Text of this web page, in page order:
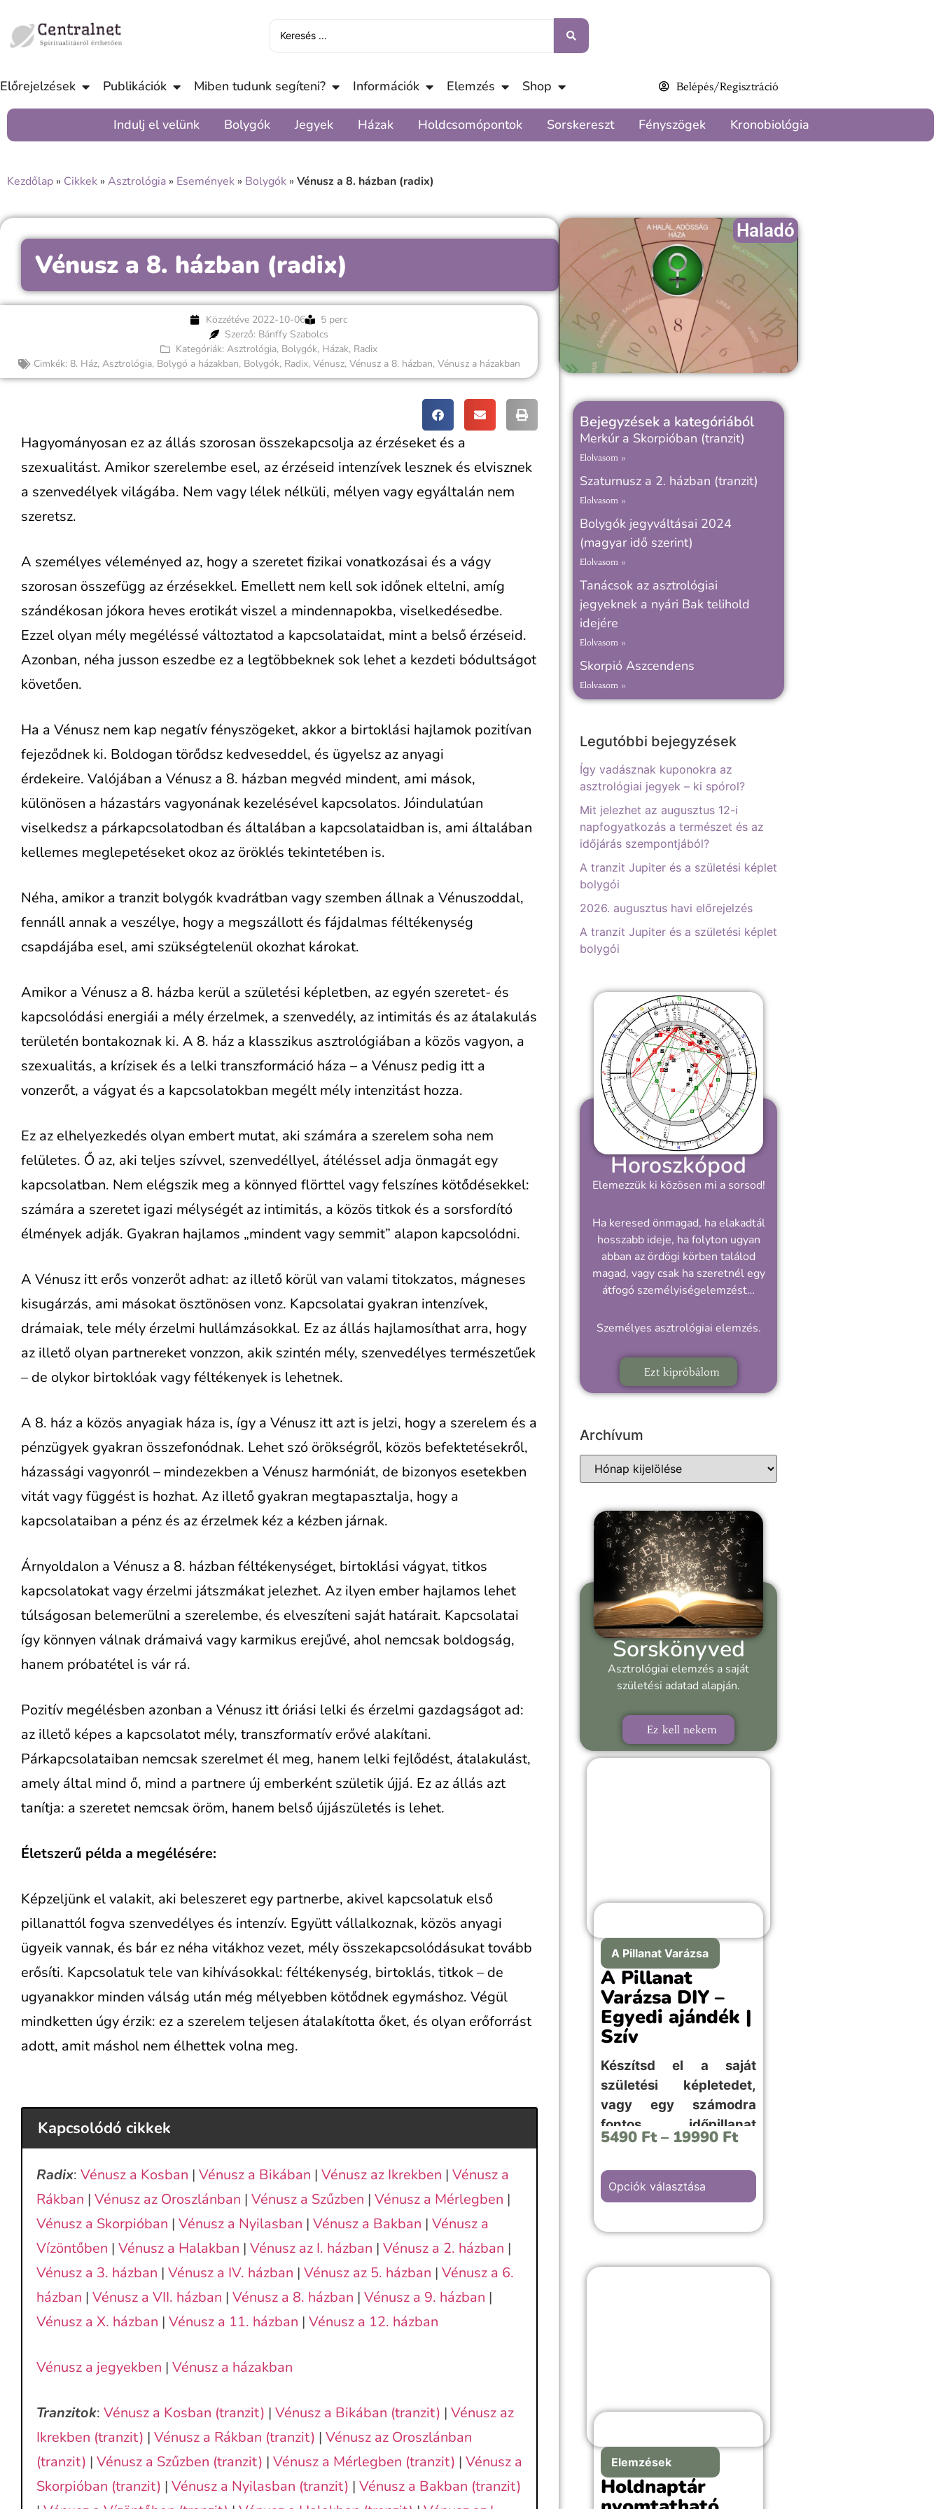
Előrejelzések Publikációk Miben tudunk segíteni? Információk Elemzés Shop Belépés/Regisztráció
Indulj el velünk Bolygók Jegyek Házak Holdcsomópontok Sorskereszt Fényszögek Kronobiológia
Kezdőlap » Cikkek » Asztrológia » Események » Bolygók » Vénusz a 8. házban (radix)
Vénusz a 8. házban (radix)
Közzétéve 2022-10-06
5 perc
Szerző: Bánffy Szabolcs
Kategóriák: Asztrológia, Bolygók, Házak, Radix
Cimkék: 8. Ház, Asztrológia, Bolygó a házakban, Bolygók, Radix, Vénusz, Vénusz a 8. házban, Vénusz a házakban
Hagyományosan ez az állás szorosan összekapcsolja az érzéseket és a
szexualitást. Amikor szerelembe esel, az érzéseid intenzívek lesznek és elvisznek
a szenvedélyek világába. Nem vagy lélek nélküli, mélyen vagy egyáltalán nem
szeretsz.
A személyes véleményed az, hogy a szeretet fizikai vonatkozásai és a vágy
szorosan összefügg az érzésekkel. Emellett nem kell sok időnek eltelni, amíg
szándékosan jókora heves erotikát viszel a mindennapokba, viselkedésedbe.
Ezzel olyan mély megéléssé változtatod a kapcsolataidat, mint a belső érzéseid.
Azonban, néha jusson eszedbe ez a legtöbbeknek sok lehet a kezdeti bódultságot
követően.
Ha a Vénusz nem kap negatív fényszögeket, akkor a birtoklási hajlamok pozitívan
fejeződnek ki. Boldogan törődsz kedveseddel, és ügyelsz az anyagi
érdekeire. Valójában a Vénusz a 8. házban megvéd mindent, ami mások,
különösen a házastárs vagyonának kezelésével kapcsolatos. Jóindulatúan
viselkedsz a párkapcsolatodban és általában a kapcsolataidban is, ami általában
kellemes meglepetéseket okoz az öröklés tekintetében is.
Néha, amikor a tranzit bolygók kvadrátban vagy szemben állnak a Vénuszoddal,
fennáll annak a veszélye, hogy a megszállott és fájdalmas féltékenység
csapdájába esel, ami szükségtelenül okozhat károkat.
Amikor a Vénusz a 8. házba kerül a születési képletben, az egyén szeretet- és
kapcsolódási energiái a mély érzelmek, a szenvedély, az intimitás és az átalakulás
területén bontakoznak ki. A 8. ház a klasszikus asztrológiában a közös vagyon, a
szexualitás, a krízisek és a lelki transzformáció háza – a Vénusz pedig itt a
vonzerőt, a vágyat és a kapcsolatokban megélt mély intenzitást hozza.
Ez az elhelyezkedés olyan embert mutat, aki számára a szerelem soha nem
felületes. Ő az, aki teljes szívvel, szenvedéllyel, átéléssel adja önmagát egy
kapcsolatban. Nem elégszik meg a könnyed flörttel vagy felszínes kötődésekkel:
számára a szeretet igazi mélységét az intimitás, a közös titkok és a sorsfordító
élmények adják. Gyakran hajlamos „mindent vagy semmit” alapon kapcsolódni.
A Vénusz itt erős vonzerőt adhat: az illető körül van valami titokzatos, mágneses
kisugárzás, ami másokat ösztönösen vonz. Kapcsolatai gyakran intenzívek,
drámaiak, tele mély érzelmi hullámzásokkal. Ez az állás hajlamosíthat arra, hogy
az illető olyan partnereket vonzzon, akik szintén mély, szenvedélyes természetűek
– de olykor birtoklóak vagy féltékenyek is lehetnek.
A 8. ház a közös anyagiak háza is, így a Vénusz itt azt is jelzi, hogy a szerelem és a
pénzügyek gyakran összefonódnak. Lehet szó örökségről, közös befektetésekről,
házassági vagyonról – mindezekben a Vénusz harmóniát, de bizonyos esetekben
vitát vagy függést is hozhat. Az illető gyakran megtapasztalja, hogy a
kapcsolataiban a pénz és az érzelmek kéz a kézben járnak.
Árnyoldalon a Vénusz a 8. házban féltékenységet, birtoklási vágyat, titkos
kapcsolatokat vagy érzelmi játszmákat jelezhet. Az ilyen ember hajlamos lehet
túlságosan belemerülni a szerelembe, és elveszíteni saját határait. Kapcsolatai
így könnyen válnak drámaivá vagy karmikus erejűvé, ahol nemcsak boldogság,
hanem próbatétel is vár rá.
Pozitív megélésben azonban a Vénusz itt óriási lelki és érzelmi gazdagságot ad:
az illető képes a kapcsolatot mély, transzformatív erővé alakítani.
Párkapcsolataiban nemcsak szerelmet él meg, hanem lelki fejlődést, átalakulást,
amely által mind ő, mind a partnere új emberként születik újjá. Ez az állás azt
tanítja: a szeretet nemcsak öröm, hanem belső újjászületés is lehet.
Életszerű példa a megélésére:
Képzeljünk el valakit, aki beleszeret egy partnerbe, akivel kapcsolatuk első
pillanattól fogva szenvedélyes és intenzív. Együtt vállalkoznak, közös anyagi
ügyeik vannak, és bár ez néha vitákhoz vezet, mély összekapcsolódásukat tovább
erősíti. Kapcsolatuk tele van kihívásokkal: féltékenység, birtoklás, titkok – de
ugyanakkor minden válság után még mélyebben kötődnek egymáshoz. Végül
mindketten úgy érzik: ez a szerelem teljesen átalakította őket, és olyan erőforrást
adott, amit máshol nem élhettek volna meg.
Kapcsolódó cikkek
Radix: Vénusz a Kosban | Vénusz a Bikában | Vénusz az Ikrekben | Vénusz a
Rákban | Vénusz az Oroszlánban | Vénusz a Szűzben | Vénusz a Mérlegben |
Vénusz a Skorpióban | Vénusz a Nyilasban | Vénusz a Bakban | Vénusz a
Vízöntőben | Vénusz a Halakban | Vénusz az I. házban | Vénusz a 2. házban |
Vénusz a 3. házban | Vénusz a IV. házban | Vénusz az 5. házban | Vénusz a 6.
házban | Vénusz a VII. házban | Vénusz a 8. házban | Vénusz a 9. házban |
Vénusz a X. házban | Vénusz a 11. házban | Vénusz a 12. házban
Vénusz a jegyekben | Vénusz a házakban
Tranzitok: Vénusz a Kosban (tranzit) | Vénusz a Bikában (tranzit) | Vénusz az
Ikrekben (tranzit) | Vénusz a Rákban (tranzit) | Vénusz az Oroszlánban
(tranzit) | Vénusz a Szűzben (tranzit) | Vénusz a Mérlegben (tranzit) | Vénusz a
Skorpióban (tranzit) | Vénusz a Nyilasban (tranzit) | Vénusz a Bakban (tranzit)
Haladó
Bejegyzések a kategóriából
Merkúr a Skorpióban (tranzit)
Elolvasom »
Szaturnusz a 2. házban (tranzit)
Elolvasom »
Bolygók jegyváltásai 2024
(magyar idő szerint)
Elolvasom »
Tanácsok az asztrológiai
jegyeknek a nyári Bak telihold
idejére
Elolvasom »
Skorpió Aszcendens
Elolvasom »
Legutóbbi bejegyzések
Így vadásznak kuponokra az
asztrológiai jegyek – ki spórol?
Mit jelezhet az augusztus 12-i
napfogyatkozás a természet és az
időjárás szempontjából?
A tranzit Jupiter és a születési képlet
bolygói
2026. augusztus havi előrejelzés
A tranzit Jupiter és a születési képlet
bolygói
Horoszkópod
Elemezzük ki közösen mi a sorsod!
Ha keresed önmagad, ha elakadtál
hosszabb ideje, ha folyton ugyan
abban az ördögi körben találod
magad, vagy csak ha szeretnél egy
átfogó személyiségelemzést…
Személyes asztrológiai elemzés.
Ezt kipróbálom
Archívum
Sorskönyved
Asztrológiai elemzés a saját
születési adatad alapján.
Ez kell nekem
A Pillanat Varázsa
A Pillanat
Varázsa DIY –
Egyedi ajándék |
Szív
Készítsd el a saját
születési képletedet,
vagy egy számodra
fontos időpillanat
képletét egyszerűen!
választása, bármilyen
5490 Ft – 19990 Ft
Opciók választása
Elemzések
Holdnaptár